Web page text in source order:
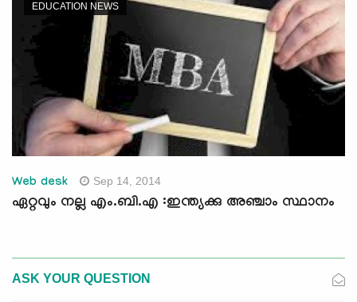
EDUCATION NEWS
Web desk Sep 14, 2014
ഏറ്റവും നല്ല എം.ബി.എ :ഇന്ത്യക്കു അഞ്ചാം സ്ഥാനം
ASK YOUR QUESTION